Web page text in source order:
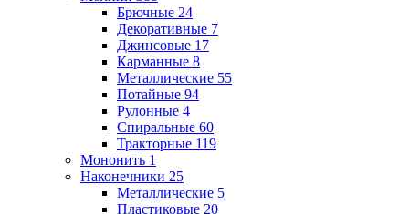
Брючные 24
Декоративные 7
Джинсовые 17
Карманные 8
Металлические 55
Потайные 94
Рулонные 4
Спиральные 60
Тракторные 119
Мононить 1
Наконечники 25
Металлические 5
Пластиковые 20